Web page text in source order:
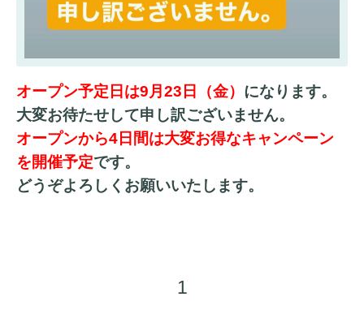
オープン予定日は9月23日（金） になります。
大変お待たせして申し訳ございません。
オープンから4日間は大変お得なキャンペーン
を開催予定です。
どうぞよろしくお願いいたします。
1